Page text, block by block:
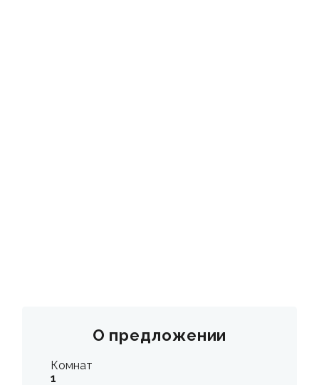
О предложении
Комнат
1